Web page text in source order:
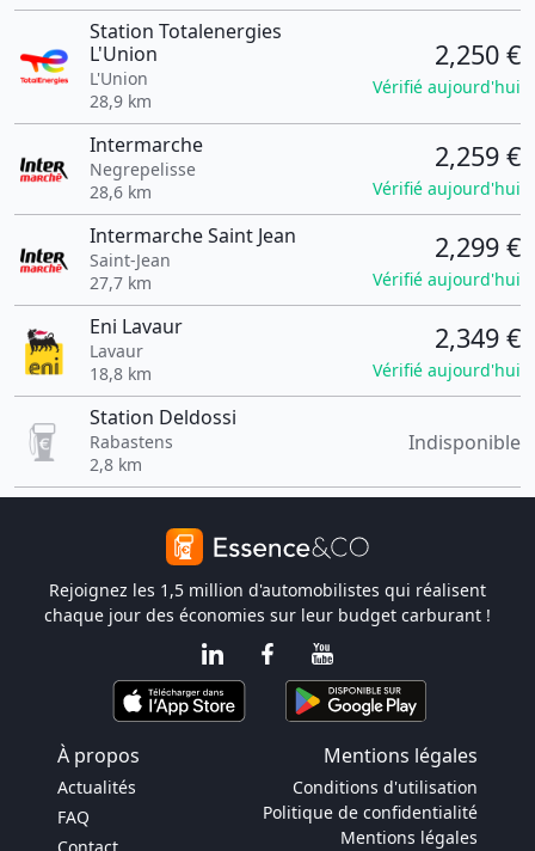
Station Totalenergies
L'Union
L'Union
28,9 km
2,250 €
Vérifié aujourd'hui
Intermarche
Negrepelisse
28,6 km
2,259 €
Vérifié aujourd'hui
Intermarche Saint Jean
Saint-Jean
27,7 km
2,299 €
Vérifié aujourd'hui
Eni Lavaur
Lavaur
18,8 km
2,349 €
Vérifié aujourd'hui
Station Deldossi
Rabastens
2,8 km
Indisponible
Rejoignez les 1,5 million d'automobilistes qui réalisent
chaque jour des économies sur leur budget carburant !
À propos Mentions légales
Actualités
FAQ
Conditions d'utilisation
Politique de confidentialité
Mentions légales